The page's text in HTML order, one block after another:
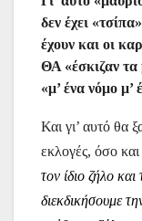
δεν έχει
έχουν και οι
ΘΑ «έσκιζαν
«μ’ ένα νόμο
Και γι’ αυτό θα
εκλογές, όσο και
τον ίδιο ζήλο
διεκδικήσουμε